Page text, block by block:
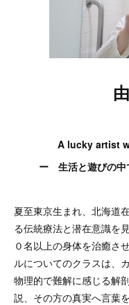
A lucky artist
ー 生活と遊びの
夏至東京生まれ、北海道
る伝統療法と潜在意識を
０名以上の身体を治癒さ
ルについてのクラスは、
物理的で難解に感じる解
説、その方の真実へ言葉